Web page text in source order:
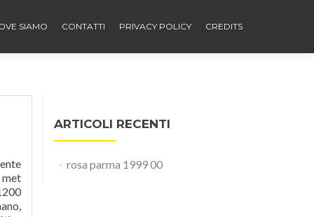
SIAMO CONTATTI PRIVACY POLICY CREDITS
viện ảnh, đọc nhận xét từ khách hàng thực tế và đặt phòng ngay cùng chương trình Đảm bảo giá của chúng tôi. All rooms have free cribs. Semua kamar memiliki tempat tidur bayi gratis. Akses Internet nirkabel gratis dan parkir mandiri gratis gratis, dan di penginapan pertanian ini juga memiliki restoran. Gelegen inBergen in Fanano (Moden
ARTICOLI RECENTI
rosa parma 1999 00